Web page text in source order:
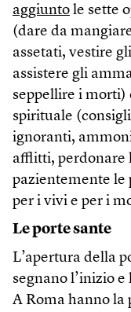
aggiunto le sette
(dare da
assetati, vestire
assistere gli
seppellire i morti)
spirituale
ignoranti,
afflitti, perdonare
pazientemente le
per i vivi e per i
Le porte sante
L’apertura della
segnano l’inizio
A Roma hanno la